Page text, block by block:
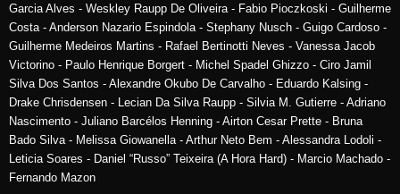
Garcia Alves - Weskley Raupp De Oliveira - Fabio Pioczkoski - Guilherme
Costa - Anderson Nazario Espindola - Stephany Nusch - Guigo Cardoso -
Guilherme Medeiros Martins - Rafael Bertinotti Neves - Vanessa Jacob
Victorino - Paulo Henrique Borgert - Michel Spadel Ghizzo - Ciro Jamil
Silva Dos Santos - Alexandre Okubo De Carvalho - Eduardo Kalsing -
Drake Chrisdensen - Lecian Da Silva Raupp - Silvia M. Gutierre - Adriano
Nascimento - Juliano Barcélos Henning - Airton Cesar Prette - Bruna
Bado Silva - Melissa Giowanella - Arthur Neto Bem - Alessandra Lodoli -
Leticia Soares - Daniel “Russo” Teixeira (A Hora Hard) - Marcio Machado -
Fernando Mazon